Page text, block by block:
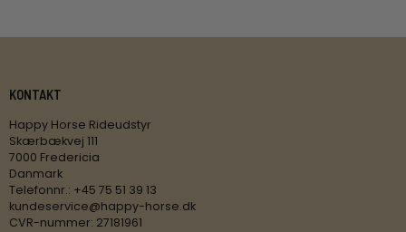
KONTAKT
Happy Horse Rideudstyr
Skærbækvej 111
7000 Fredericia
Danmark
Telefonnr.: +45 75 51 39 13
kundeservice@happy-horse.dk
CVR-nummer: 27181961